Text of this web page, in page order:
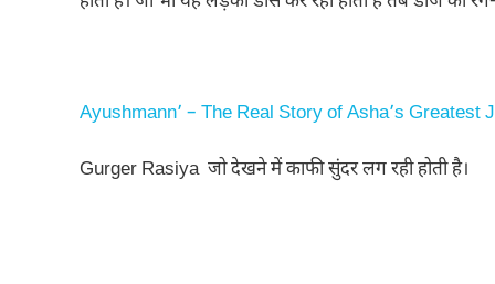
Ayushmann’ – The Real Story of Asha’s Greatest
Gurger Rasiya जो देखने में काफी सुंदर लग रही होती है।